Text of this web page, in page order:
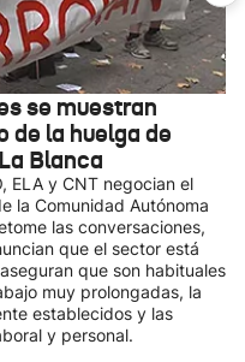
se muestran
de la huelga de
Blanca
ELA y CNT negocian el
la Comunidad Autónoma
las conversaciones,
que el sector está
que son habituales
muy prolongadas, la
establecidos y las
y personal.